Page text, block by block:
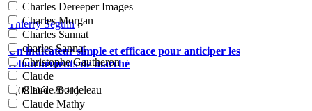
Charles Dereeper Images
Charles Morgan
Charles Sannat
charles Sannat
Christophe Gautheron
Claude
Claude Bordeleau
Claude Mathy
Thierry Seguin:
Un indicateur simple et efficace pour anticiper les
retournements de marché
- (08 Déc 2021)